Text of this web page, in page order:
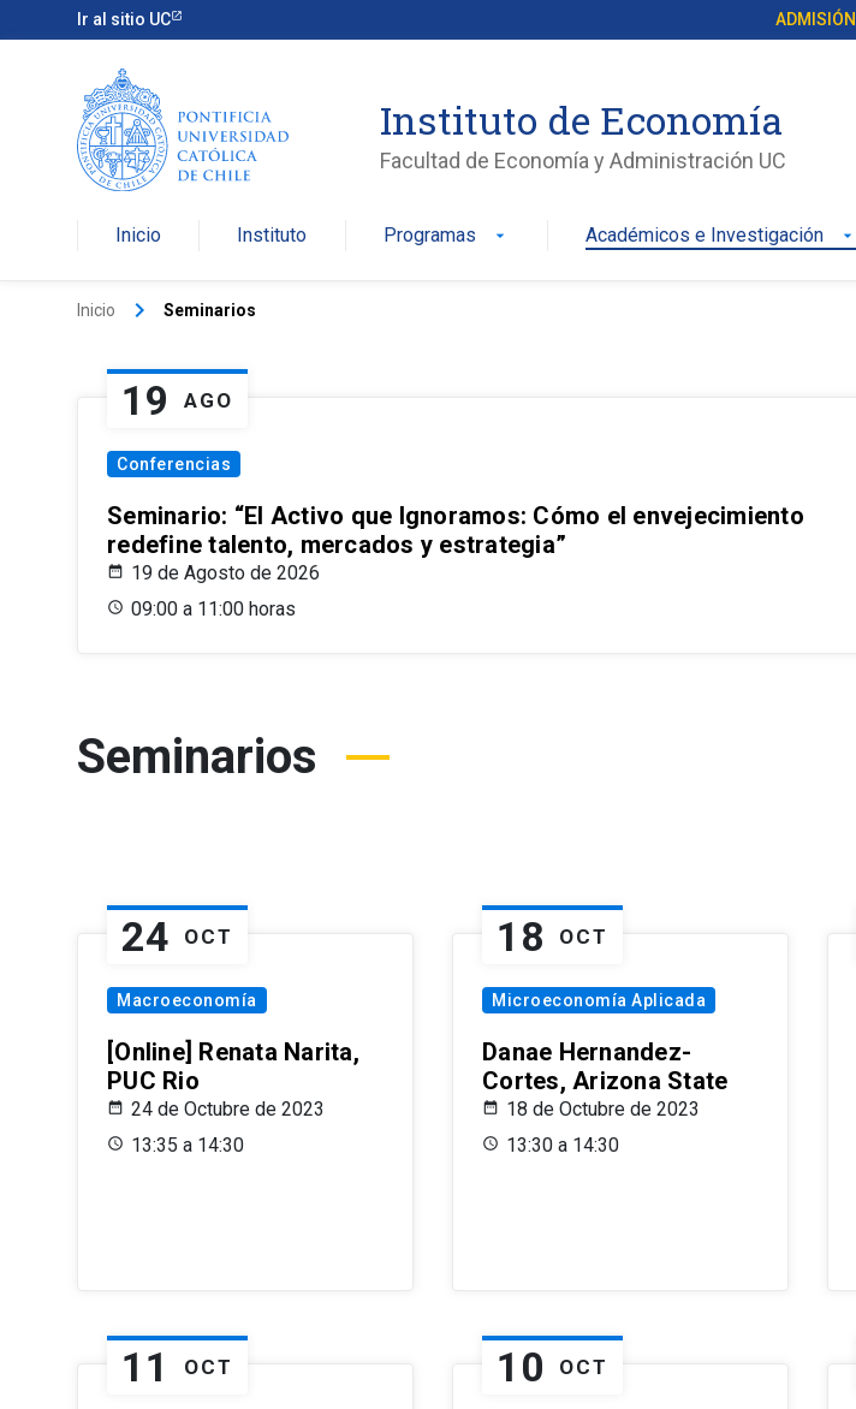
Ir al sitio UC ADMISIÓN
Instituto de Economía
Facultad de Economía y Administración UC
Inicio Instituto Programas arrow_drop_down Académicos e Investigación arrow_drop_down
Inicio keyboard_arrow_right Seminarios
19 AGO
Conferencias
Seminario: “El Activo que Ignoramos: Cómo el envejecimiento
redefine talento, mercados y estrategia”
19 de Agosto de 2026
09:00 a 11:00 horas
Seminarios
24 OCT
Macroeconomía
[Online] Renata Narita,
PUC Rio
24 de Octubre de 2023
13:35 a 14:30
18 OCT
Microeconomía Aplicada
Danae Hernandez-
Cortes, Arizona State
18 de Octubre de 2023
13:30 a 14:30
11 OCT 10 OCT